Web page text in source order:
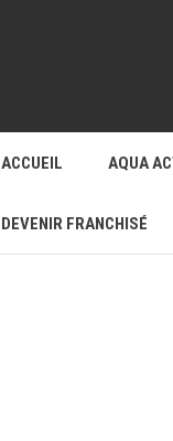
ACCUEIL AQUA
DEVENIR FRANCHISÉ